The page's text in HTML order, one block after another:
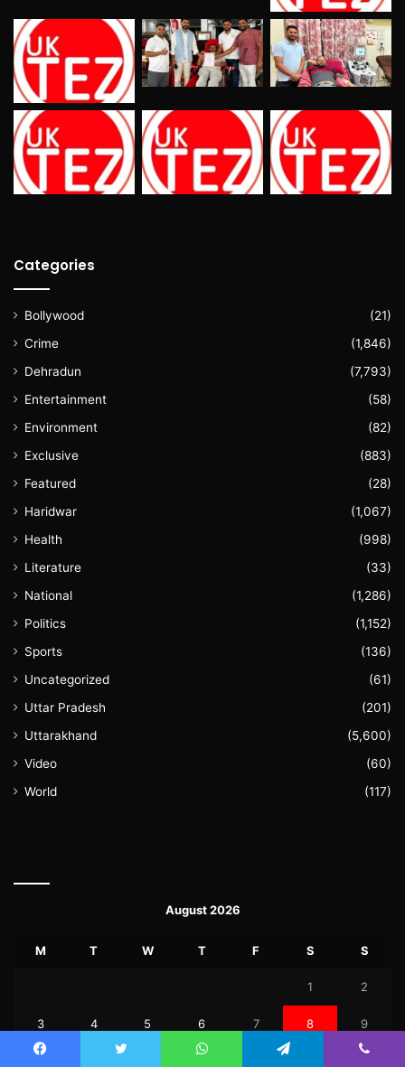
Categories
Bollywood
(21)
Crime
(1,846)
Dehradun
(7,793)
Entertainment
(58)
Environment
(82)
Exclusive
(883)
Featured
(28)
Haridwar
(1,067)
Health
(998)
Literature
(33)
National
(1,286)
Politics
(1,152)
Sports
(136)
Uncategorized
(61)
Uttar Pradesh
(201)
Uttarakhand
(5,600)
Video
(60)
World
(117)
August 2026
M T W T F S S
1 2
3 4 5 6 7 8 9